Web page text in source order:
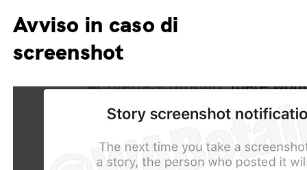
Avviso in caso di
screenshot